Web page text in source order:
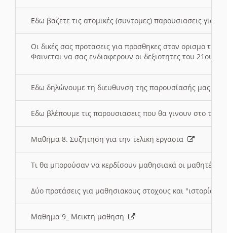
Εδω βαζετε τις ατομικές (συντομες) παρουσιασεις για
Οι δικές σας προτασεις για προσθηκες στον ορισμο
Φαινεται να σας ενδιαφερουν οι δεξιοτητες του 21ου
Εδω δηλώνουμε τη διευθυνση της παρουσίασής μας
Εδω βλέπουμε τις παρουσιασεις που θα γινουν στο
Μαθημα 8. Συζητηση για την τελικη εργασια
Τι θα μπορούσαν να κερδίσουν μαθησιακά οι μαθητές/
Δύο προτάσεις για μαθησιακους στοχους και "ιστορία"
Μαθημα 9_ Μεικτη μαθηση